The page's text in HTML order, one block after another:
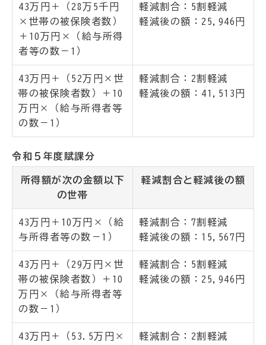
43万円＋（28万5千円
×世帯の被保険者数）
＋10万円×（給与所得
者等の数－1）
軽減割合：5割軽減
軽減後の額：25,946円
43万円＋（52万円×世
帯の被保険者数）＋10
万円×（給与所得者等
の数－1）
軽減割合：2割軽減
軽減後の額：41,513円
令和５年度賦課分
所得額が次の金額以下
の世帯
軽減割合と軽減後の額
43万円＋10万円×（給
与所得者等の数－1）
軽減割合：7割軽減
軽減後の額：15,567円
43万円＋（29万円×世
帯の被保険者数）＋10
万円×（給与所得者等
の数－1）
軽減割合：5割軽減
軽減後の額：25,946円
43万円＋（53.5万円×
軽減割合：2割軽減